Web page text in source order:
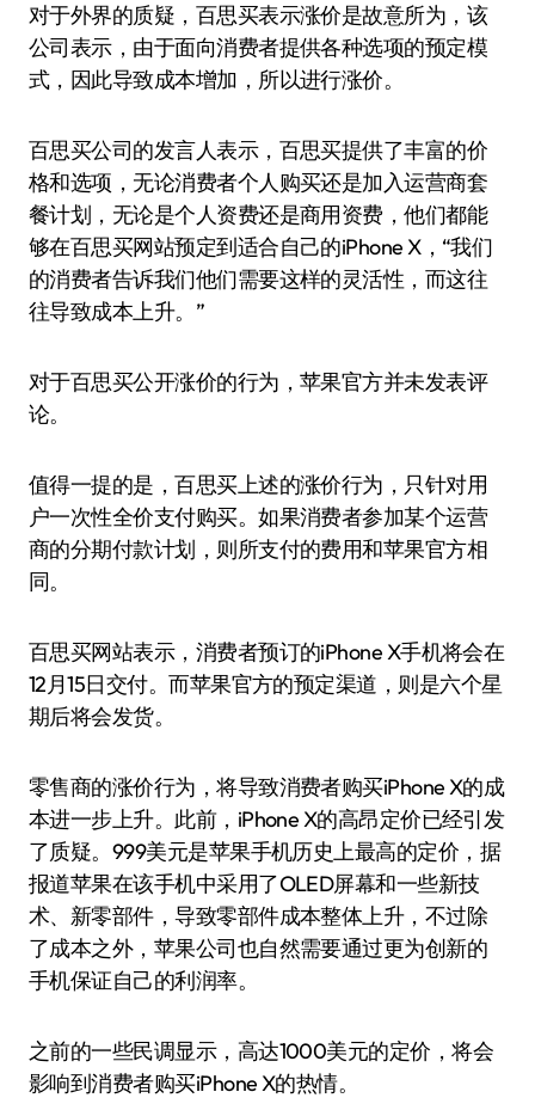
对于外界的质疑，百思买表示涨价是故意所为，该
公司表示，由于面向消费者提供各种选项的预定模
式，因此导致成本增加，所以进行涨价。
百思买公司的发言人表示，百思买提供了丰富的价
格和选项，无论消费者个人购买还是加入运营商套
餐计划，无论是个人资费还是商用资费，他们都能
够在百思买网站预定到适合自己的iPhone X，“我们
的消费者告诉我们他们需要这样的灵活性，而这往
往导致成本上升。”
对于百思买公开涨价的行为，苹果官方并未发表评
论。
值得一提的是，百思买上述的涨价行为，只针对用
户一次性全价支付购买。如果消费者参加某个运营
商的分期付款计划，则所支付的费用和苹果官方相
同。
百思买网站表示，消费者预订的iPhone X手机将会在
12月15日交付。而苹果官方的预定渠道，则是六个星
期后将会发货。
零售商的涨价行为，将导致消费者购买iPhone X的成
本进一步上升。此前，iPhone X的高昂定价已经引发
了质疑。999美元是苹果手机历史上最高的定价，据
报道苹果在该手机中采用了OLED屏幕和一些新技
术、新零部件，导致零部件成本整体上升，不过除
了成本之外，苹果公司也自然需要通过更为创新的
手机保证自己的利润率。
之前的一些民调显示，高达1000美元的定价，将会
影响到消费者购买iPhone X的热情。